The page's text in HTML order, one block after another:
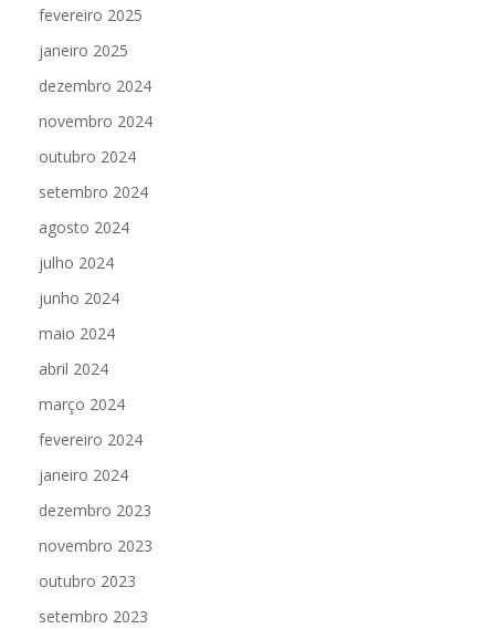
fevereiro 2025
janeiro 2025
dezembro 2024
novembro 2024
outubro 2024
setembro 2024
agosto 2024
julho 2024
junho 2024
maio 2024
abril 2024
março 2024
fevereiro 2024
janeiro 2024
dezembro 2023
novembro 2023
outubro 2023
setembro 2023